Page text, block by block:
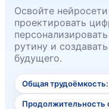
Освойте
проектировать
рутину и
будущего.
Общая трудоёмкость:
Продолжительность